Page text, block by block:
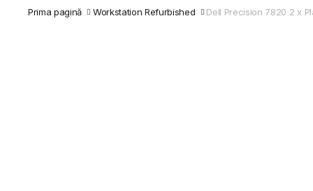
Prima pagină Workstation Refurbished Dell Precision 7820 2 x